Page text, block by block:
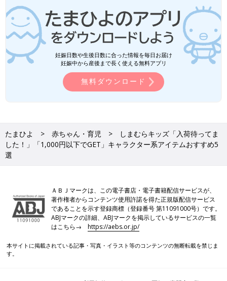
妊娠日数や生後日数に合った情報を毎日お届け
妊娠中から産後まで長く使える無料アプリ
無料ダウンロード
たまひよ 赤ちゃん・育児
しまむらキッズ「入荷待ってま
した！」「1,000円以下でGET」キャラクター系アイテムおすすめ5
選
ＡＢＪマークは、この電子書店・電子書籍配信サービスが、
著作権者からコンテンツ使用許諾を得た正規版配信サービス
であることを示す登録商標（登録番号 第11091000号）です。
ABJマークの詳細、ABJマークを掲示しているサービスの一覧
はこちら→https://aebs.or.jp/
本サイトに掲載されている記事・写真・イラスト等のコンテンツの無断転載を禁じま
す。